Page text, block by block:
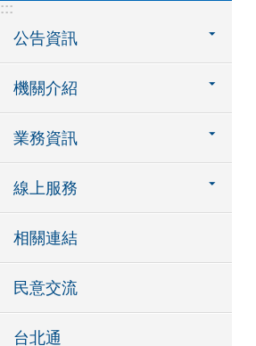
:::
公告資訊
機關介紹
業務資訊
線上服務
相關連結
民意交流
台北通